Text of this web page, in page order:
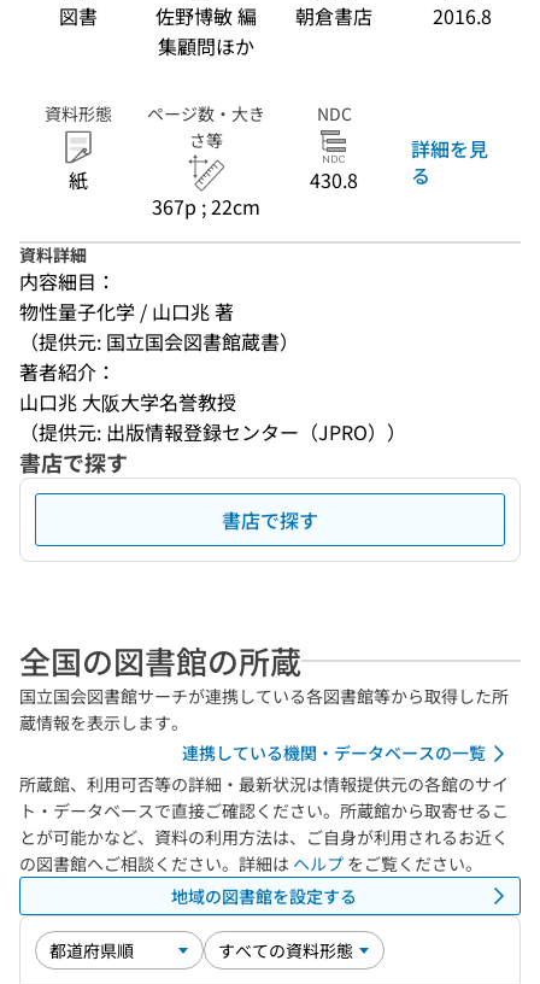
図書
佐野博敏 編
集顧問ほか
朝倉書店 2016.8
資料形態
紙
ページ数・大き
さ等
367p ; 22cm
NDC
430.8
詳細を見
る
資料詳細
内容細目：
物性量子化学 / 山口兆 著
（提供元: 国立国会図書館蔵書）
著者紹介：
山口兆 大阪大学名誉教授
（提供元: 出版情報登録センター（JPRO））
書店で探す
書店で探す
全国の図書館の所蔵
国立国会図書館サーチが連携している各図書館等から取得した所
蔵情報を表示します。
連携している機関・データベースの一覧
所蔵館、利用可否等の詳細・最新状況は情報提供元の各館のサイ
ト・データベースで直接ご確認ください。所蔵館から取寄せるこ
とが可能かなど、資料の利用方法は、ご自身が利用されるお近く
の図書館へご相談ください。詳細は ヘルプ をご覧ください。
地域の図書館を設定する